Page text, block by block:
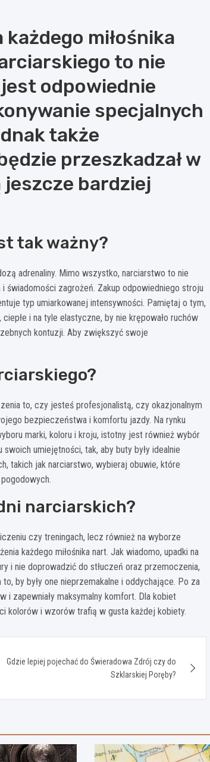
miłośnika
to nie
jest odpowiednie
specjalnych
także
przeszkadzał w
bardziej
tak ważny?
adrenaliny. Mimo wszystko, narciarstwo to nie
zagrożeń. Zakup odpowiedniego stroju
typ umiarkowanej intensywności. Pamiętaj o tym,
i na tyle elastyczne, by nie krępowało ruchów
kontuzji. Aby zwiększyć swoje
to, czy jesteś profesjonalistą, czy okazjonalnym
bezpieczeństwa i komfortu jazdy. Na rynku
marki, koloru i kroju, istotny jest również wybór
umiejętności, tak, aby buty były idealnie
takich jak narciarstwo, wybieraj obuwie, które
narciarskich?
czy treningach, lecz również na wyborze
każdego miłośnika nart. Jak wiadomo, upadki na
i nie doprowadzić do stłuczeń oraz przemoczenia,
by były one nieprzemakalne i oddychające. Po za
i zapewniały maksymalny komfort. Dla kobiet
kolorów i wzorów trafią w gusta każdej kobiety.
Gdzie lepiej pojechać do Świeradowa Zdrój czy do
Szklarskiej Poręby?